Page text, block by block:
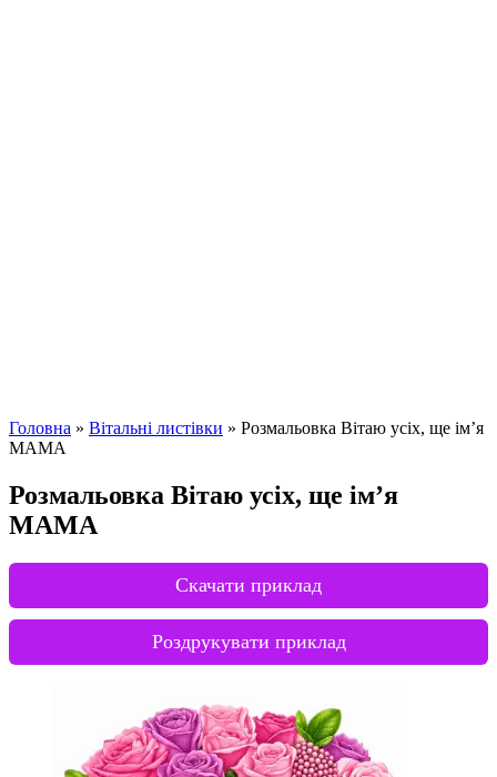
Головна » Вітальні листівки » Розмальовка Вітаю усіх, ще ім’я
МАМА
Розмальовка Вітаю усіх, ще ім’я
МАМА
Скачати приклад
Роздрукувати приклад